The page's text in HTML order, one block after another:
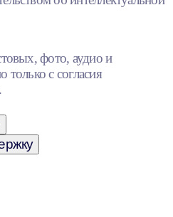
фото, аудио и
только с согласия